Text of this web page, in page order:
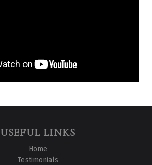
USEFUL LINKS
Home
Testimonials